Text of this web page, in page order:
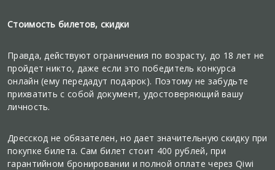
Стоимость билетов, скидки
Правда, действуют ограничения по возрасту, до 18 лет не
пройдет никто, даже если это победитель конкурса
онлайн (ему передадут подарок). Поэтому не забудьте
прихватить с собой документ, удостоверяющий вашу
личность.
Дресскод не обязателен, но дает значительную скидку при
покупке билета. Сам билет стоит 400 рублей, при
гарантийном бронировании и полной оплате через Qiwi